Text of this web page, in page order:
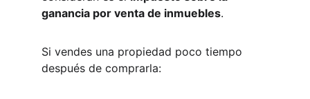
ganancia por venta de inmuebles.
Si vendes una propiedad poco tiempo
después de comprarla: